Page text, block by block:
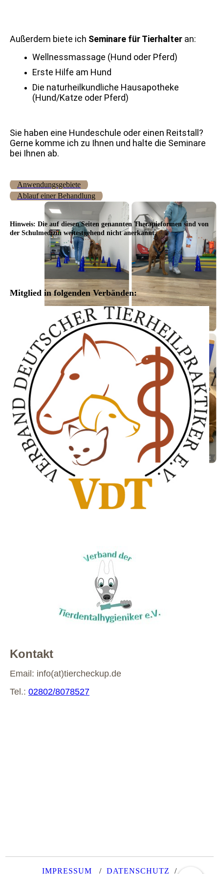
Außerdem biete ich Seminare für Tierhalter an:
Wellnessmassage (Hund oder Pferd)
Erste Hilfe am Hund
Die naturheilkundliche Hausapotheke
(Hund/Katze oder Pferd)
Sie haben eine Hundeschule oder einen Reitstall?
Gerne komme ich zu Ihnen und halte die Seminare
bei Ihnen ab.
Anwendungsgebiete
Ablauf einer Behandlung
Hinweis: Die auf diesen Seiten genannten Therapieformen sind von
der Schulmedizin weitestgehend nicht anerkannt.
Mitglied in folgenden Verbänden:
Kontakt
Email: info(at)tiercheckup.de
Tel.: 02802/8078527
IMPRESSUM / DATENSCHUTZ /